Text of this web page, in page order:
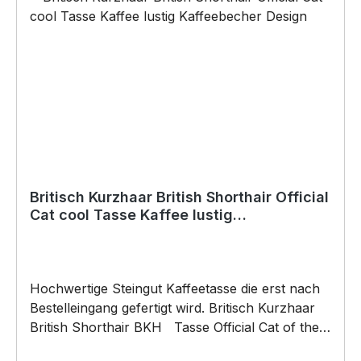
Weihnachten; auch für Kurzentschlossene Dank
Britisch Kurzhaar British Shorthair Official
Cat cool Tasse Kaffee lustig
Hochwertige Steingut Kaffeetasse die erst nach
Bestelleingang gefertigt wird. Britisch Kurzhaar
British Shorthair BKH Tasse Official Cat of the